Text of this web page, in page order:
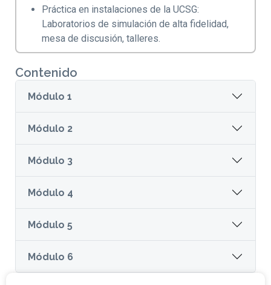
Práctica en instalaciones de la UCSG:
Laboratorios de simulación de alta fidelidad,
mesa de discusión, talleres.
Contenido
Módulo 1
Módulo 2
Módulo 3
Módulo 4
Módulo 5
Módulo 6